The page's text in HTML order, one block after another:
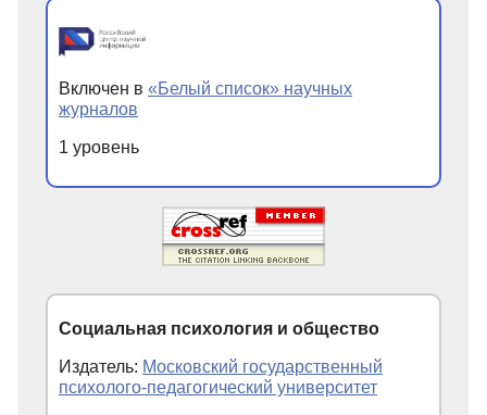
Включен в «Белый список» научных
журналов
1 уровень
Социальная психология и общество
Издатель: Московский государственный
психолого-педагогический университет